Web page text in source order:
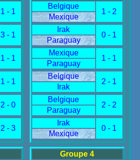
1 - 1
3 - 1
1 - 1
1 - 1
2 - 0
2 - 3
Belgique
1 - 2
Mexique
Irak
0 - 1
Paraguay
Mexique
1 - 1
Paraguay
Belgique
2 - 1
Irak
Belgique
2 - 2
Paraguay
Irak
0 - 1
Mexique
Groupe 4